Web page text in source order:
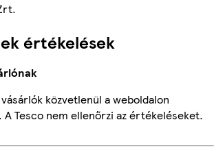
értékelések
közvetlenül a weboldalon
Tesco nem ellenőrzi az értékeléseket.